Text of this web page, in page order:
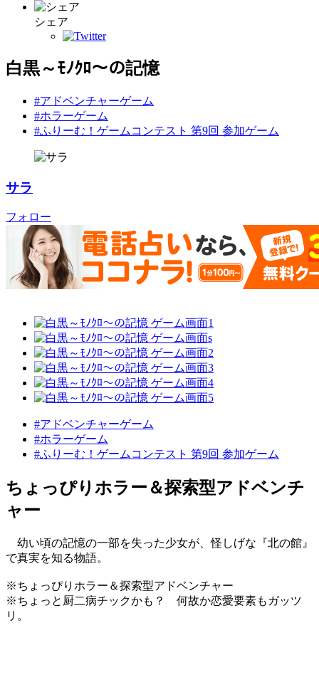
シェア
白黒～ﾓﾉｸﾛ～の記憶
#アドベンチャーゲーム
#ホラーゲーム
#ふりーむ！ゲームコンテスト 第9回 参加ゲーム
サラ
フォロー
#アドベンチャーゲーム
#ホラーゲーム
#ふりーむ！ゲームコンテスト 第9回 参加ゲーム
ちょっぴりホラー＆探索型アドベンチ
ャー
幼い頃の記憶の一部を失った少女が、怪しげな『北の館』
で真実を知る物語。
※ちょっぴりホラー＆探索型アドベンチャー
※ちょっと厨二病チックかも？ 何故か恋愛要素もガッツ
リ。